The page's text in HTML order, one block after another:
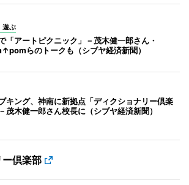
遊ぶ
「アートピクニック」－茂木健一郎さん・
らのトークも（シブヤ経済新聞）
キング、神南に新拠点「ディクショナリー倶楽
茂木健一郎さん校長に（シブヤ経済新聞）
倶楽部